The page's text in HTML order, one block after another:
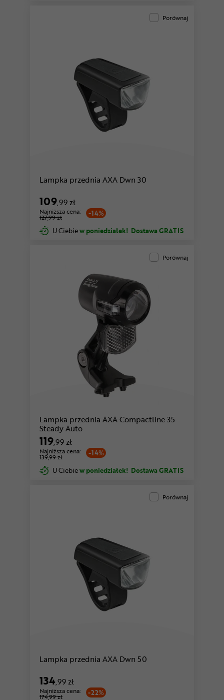
Porównaj
Lampka przednia AXA Dwn 30
109,99 zł
-14%
Najniższa cena:
127,99 zł
U Ciebiew poniedziałek! Dostawa GRATIS
Porównaj
Lampka przednia AXA Compactline 35
Steady Auto
119,99 zł
-14%
Najniższa cena:
139,99 zł
U Ciebiew poniedziałek! Dostawa GRATIS
Porównaj
Lampka przednia AXA Dwn 50
134,99 zł
-22%
Najniższa cena:
174,99 zł